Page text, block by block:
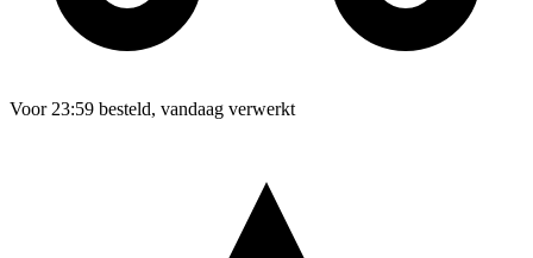
Voor 23:59 besteld, vandaag verwerkt